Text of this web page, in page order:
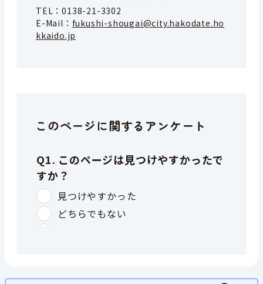
TEL：0138-21-3302
E-Mail： fukushi-shougai@city.hakodate.ho
kkaido.jp
このページに関するアンケート